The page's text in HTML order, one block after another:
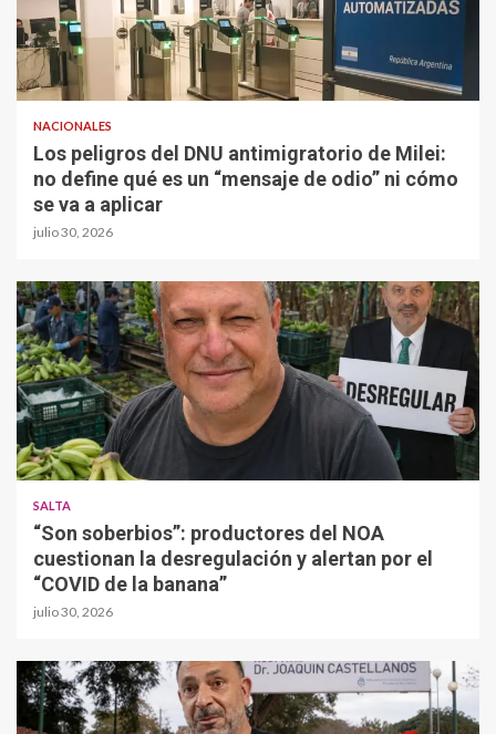
NACIONALES
Los peligros del DNU antimigratorio de Milei:
no define qué es un “mensaje de odio” ni cómo
se va a aplicar
julio 30, 2026
SALTA
“Son soberbios”: productores del NOA
cuestionan la desregulación y alertan por el
“COVID de la banana”
julio 30, 2026